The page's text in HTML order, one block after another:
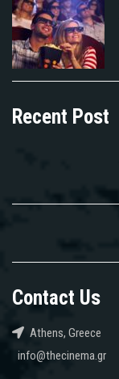
Recent Post
Contact Us
Athens, Greece
info@thecinema.gr